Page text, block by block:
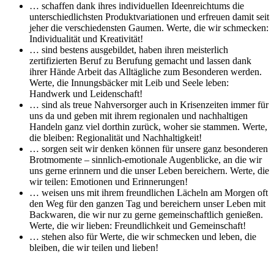
… schaffen dank ihres individuellen Ideenreichtums die
unterschiedlichsten Produktvariationen und erfreuen damit seit
jeher die verschiedensten Gaumen. Werte, die wir schmecken:
Individualität und Kreativität!
… sind bestens ausgebildet, haben ihren meisterlich
zertifizierten Beruf zu Berufung gemacht und lassen dank
ihrer Hände Arbeit das Alltägliche zum Besonderen werden.
Werte, die Innungsbäcker mit Leib und Seele leben:
Handwerk und Leidenschaft!
… sind als treue Nahversorger auch in Krisenzeiten immer für
uns da und geben mit ihrem regionalen und nachhaltigen
Handeln ganz viel dorthin zurück, woher sie stammen. Werte,
die bleiben: Regionalität und Nachhaltigkeit!
… sorgen seit wir denken können für unsere ganz besonderen
Brotmomente – sinnlich-emotionale Augenblicke, an die wir
uns gerne erinnern und die unser Leben bereichern. Werte, die
wir teilen: Emotionen und Erinnerungen!
… weisen uns mit ihrem freundlichen Lächeln am Morgen oft
den Weg für den ganzen Tag und bereichern unser Leben mit
Backwaren, die wir nur zu gerne gemeinschaftlich genießen.
Werte, die wir lieben: Freundlichkeit und Gemeinschaft!
… stehen also für Werte, die wir schmecken und leben, die
bleiben, die wir teilen und lieben!